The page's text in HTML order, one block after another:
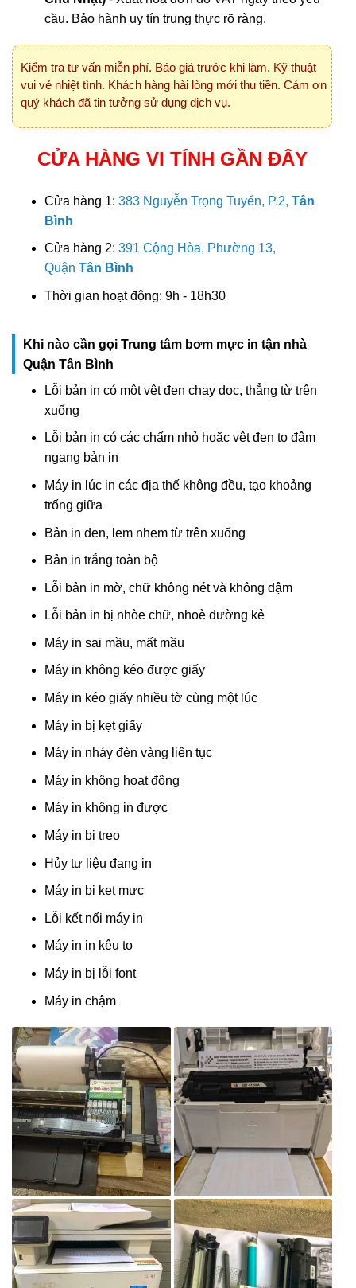
cầu. Bảo hành uy tín trung thực rõ ràng.
Kiểm tra tư vấn miễn phí. Báo giá trước khi làm. Kỹ thuật
vui vẻ nhiệt tình. Khách hàng hài lòng mới thu tiền. Cảm ơn
quý khách đã tin tưởng sử dụng dịch vụ.
CỬA HÀNG VI TÍNH GẦN ĐÂY
Cửa hàng 1: 383 Nguyễn Trọng Tuyển, P.2, Tân
Bình
Cửa hàng 2: 391 Cộng Hòa, Phường 13,
Quận Tân Bình
Thời gian hoạt động: 9h - 18h30
Khi nào cần gọi Trung tâm bơm mực in tận nhà
Quận Tân Bình
Lỗi bản in có một vệt đen chạy dọc, thẳng từ trên
xuống
Lỗi bản in có các chấm nhỏ hoặc vệt đen to đậm
ngang bản in
Máy in lúc in các địa thế không đều, tạo khoảng
trống giữa
Bản in đen, lem nhem từ trên xuống
Bản in trắng toàn bộ
Lỗi bản in mờ, chữ không nét và không đậm
Lỗi bản in bị nhòe chữ, nhoè đường kẻ
Máy in sai mầu, mất mầu
Máy in không kéo được giấy
Máy in kéo giấy nhiều tờ cùng một lúc
Máy in bị kẹt giấy
Máy in nháy đèn vàng liên tục
Máy in không hoạt động
Máy in không in được
Máy in bị treo
Hủy tư liệu đang in
Máy in bị kẹt mực
Lỗi kết nối máy in
Máy in in kêu to
Máy in bị lỗi font
Máy in chậm